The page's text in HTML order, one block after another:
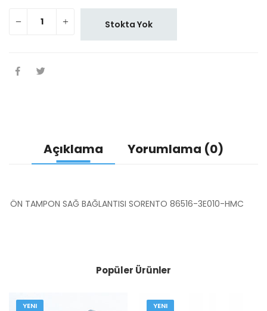
Stokta Yok
Açıklama Yorumlama (0)
ÖN TAMPON SAĞ BAĞLANTISI SORENTO 86516-3E010-HMC
Popüler Ürünler
YENI YENI